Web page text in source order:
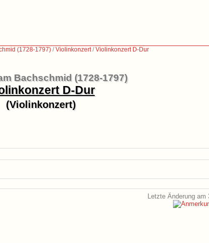
(1728-1797) /Violinkonzert/Violinkonzert D-Dur
Bachschmid (1728-1797)
D-Dur
(Violinkonzert)
Letzte Änderung am